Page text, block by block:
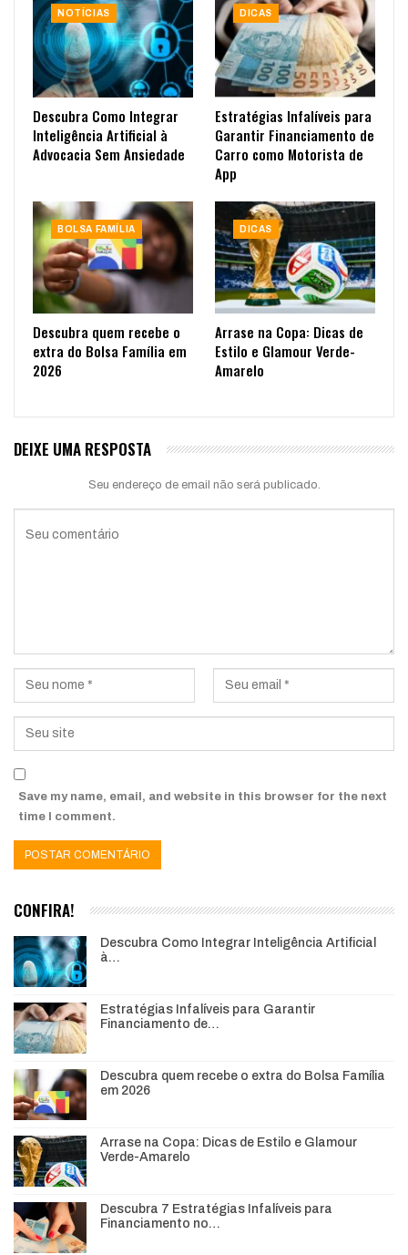
NOTÍCIAS
Descubra Como Integrar
Inteligência Artificial à
Advocacia Sem Ansiedade
DICAS
Estratégias Infalíveis para
Garantir Financiamento de
Carro como Motorista de
App
BOLSA FAMÍLIA
Descubra quem recebe o
extra do Bolsa Família em
2026
DICAS
Arrase na Copa: Dicas de
Estilo e Glamour Verde-
Amarelo
DEIXE UMA RESPOSTA
Seu endereço de email não será publicado.
Save my name, email, and website in this browser for the next
time I comment.
CONFIRA!
Descubra Como Integrar Inteligência Artificial
à…
Estratégias Infalíveis para Garantir
Financiamento de…
Descubra quem recebe o extra do Bolsa Família
em 2026
Arrase na Copa: Dicas de Estilo e Glamour
Verde-Amarelo
Descubra 7 Estratégias Infalíveis para
Financiamento no…